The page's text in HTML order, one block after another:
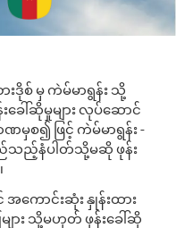
ဒိုစ် မှ ကဲမ်မာရွန်း သို့
ေါ်ဆိုမှုများ လုပ်ဆောင်
ဏမှစ၍ ဖြင့် ကဲမ်မာရွန်း -
ည်သည့်နံပါတ်သို့မဆို ဖုန်း
ကောင်းဆုံး နှုန်းထား
ျား သို့မဟုတ် ဖုန်းခေါ်ဆို